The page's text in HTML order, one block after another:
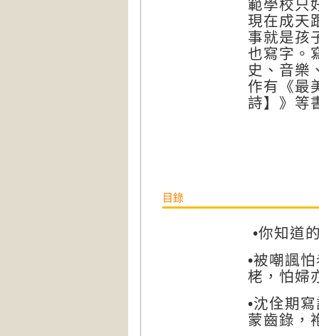
範學校只
現在成天
事就是孩
也寫字。
史、音樂
作有《最
詩】》等
目錄
•你知道
•被嘲諷
栳，怕婦
•沈佺期
蒙齒錄，